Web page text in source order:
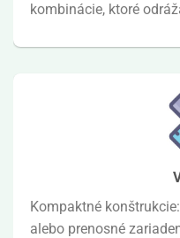
kombinácie, ktoré
Kompaktné
alebo prenosné